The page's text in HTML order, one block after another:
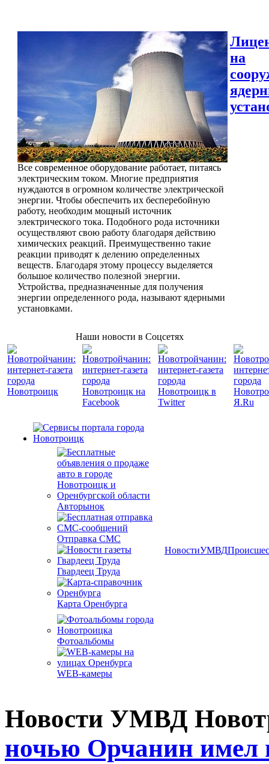
Все современное оборудование работает, питаясь
электрическим током. Многие предприятия
нуждаются в огромном количестве электрической
энергии. Чтобы обеспечить их бесперебойную
работу, необходим мощный источник
электрического тока. Подобного рода источники
осуществляют свою работу благодаря действию
химических реакций. Преимущественно такие
реакции приводят к делению определенных
веществ. Благодаря этому процессу выделяется
большое количество полезной энергии.
Устройства, предназначенные для получения
энергии определенного рода, называют ядерными
установками.
на
Наши новости в Соцсетях
Авторынок
Отправка СМС
Гвардеец Труда
Карта Оренбурга
Фотоальбомы
WEB-камеры
НовостиУМВД
Новости УМВД
ночью Орчанин имел